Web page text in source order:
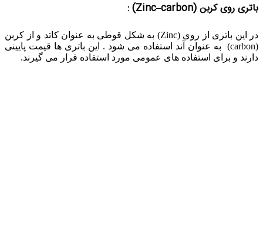
باتری روی کربن (Zinc–carbon
) :
در این باتری از روی (Zinc) به شکل قوطی به عنوان کاتد و از کربن
(carbon) به عنوان آند استفاده می شود . این باتری ها قیمت پایینی
دارند و برای استفاده های عمومی مورد استفاده قرار می گیرند.